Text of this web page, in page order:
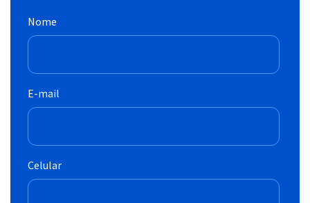
Nome
E-mail
Celular